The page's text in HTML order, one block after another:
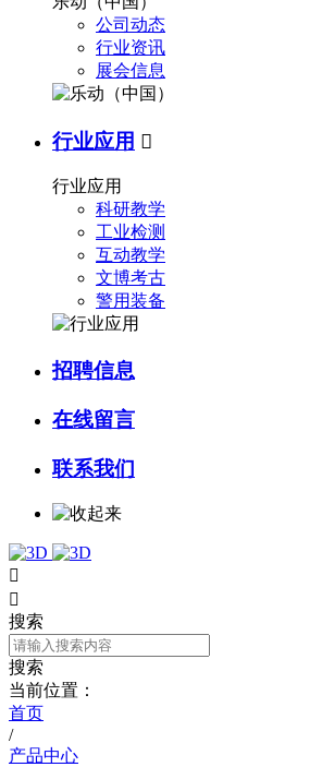
公司动态
行业资讯
展会信息
行业应用 
行业应用
科研教学
工业检测
互动教学
文博考古
警用装备
招聘信息
在线留言
联系我们


搜索
搜索
当前位置：
首页
/
产品中心